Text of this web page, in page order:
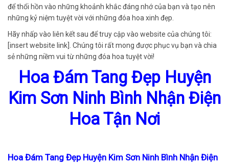
để thổi hồn vào những khoảnh khắc đáng nhớ của bạn và tạo nên
những kỷ niệm tuyệt vời với những đóa hoa xinh đẹp.
Hãy nhấp vào liên kết sau để truy cập vào website của chúng tôi:
[insert website link]. Chúng tôi rất mong được phục vụ bạn và chia
sẻ những niềm vui từ những đóa hoa tuyệt vời!
Hoa Đám Tang Đẹp Huyện
Kim Sơn Ninh Bình Nhận Điện
Hoa Tận Nơi
Hoa Đám Tang Đẹp Huyện Kim Sơn Ninh Bình Nhận Điện